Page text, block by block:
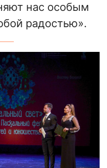
нас особым
радостью».